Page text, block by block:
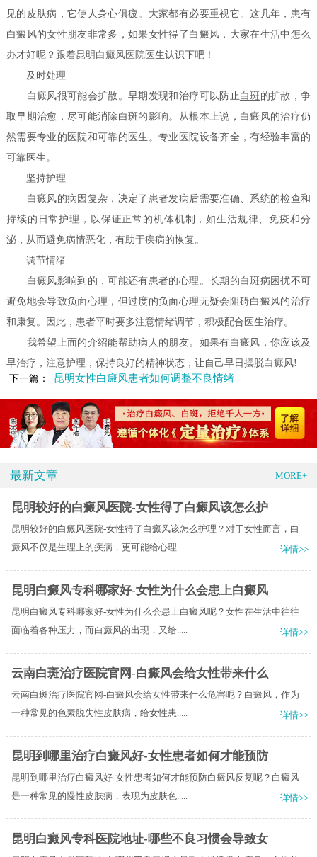
见的皮肤病，它使人身心俱疲。大家都有必要重视它。这几年，患有
白癜风的女性朋友非常多，如果女性得了白癜风，大家在生活中怎么
办才好呢？跟着昆明白癜风医院 医生认识下吧！
及时处理
白癜风很可能会扩散。早期发现和治疗可以防止白斑 的扩散，争
取早期治愈，尽可能消除白斑的影响。从根本上说，白癜风的治疗仍
然需要专业的医院和可靠的医生。专业医院设备齐全，有经验丰富的
可靠医生。
坚持护理
白癜风的病因复杂，决定了患者发病后需要准确、系统的检查和
持续的日常护理，以保证正常的机体机制，如生活规律、免疫和分
泌，从而避免病情恶化，有助于疾病的恢复。
调节情绪
白癜风影响到的，可能还有患者的心理。长期的白斑病困扰不可
避免地会导致负面心理，但过度的负面心理无疑会阻碍白癜风的治疗
和康复。因此，患者平时要多注意情绪调节，积极配合医生治疗。
我希望上面的介绍能帮助病人的朋友。如果有白癜风，你应该及
早治疗，注意护理，保持良好的精神状态，让自己早日摆脱白癜风!
下一篇：
昆明女性白癜风患者如何调整不良情绪
最新文章 MORE+
昆明较好的白癜风医院-女性得了白癜风该怎么护
昆明较好的白癜风医院-女性得了白癜风该怎么护理？对于女性而言，白
癜风不仅是生理上的疾病，更可能给心理.....
详情>>
昆明白癜风专科哪家好-女性为什么会患上白癜风
昆明白癜风专科哪家好-女性为什么会患上白癜风呢？女性在生活中往往
面临着各种压力，而白癜风的出现，又给.....
详情>>
云南白斑治疗医院官网-白癜风会给女性带来什么
云南白斑治疗医院官网-白癜风会给女性带来什么危害呢？白癜风，作为
一种常见的色素脱失性皮肤病，给女性患.....
详情>>
昆明到哪里治疗白癜风好-女性患者如何才能预防
昆明到哪里治疗白癜风好-女性患者如何才能预防白癜风反复呢？白癜风
是一种常见的慢性皮肤病，表现为皮肤色.....
详情>>
昆明白癜风专科医院地址-哪些不良习惯会导致女